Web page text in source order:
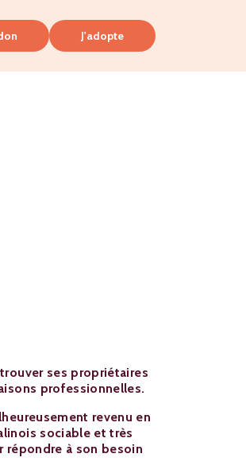
J'adopte
ses propriétaires
professionnelles.
revenu en
sociable et très
à son besoin